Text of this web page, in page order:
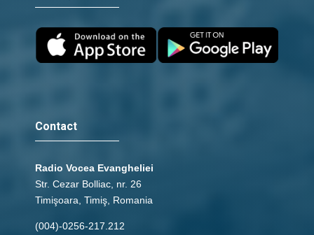
Contact
Radio Vocea Evangheliei
Str. Cezar Bolliac, nr. 26
Timişoara, Timiş, Romania
(004)-0256-217.212